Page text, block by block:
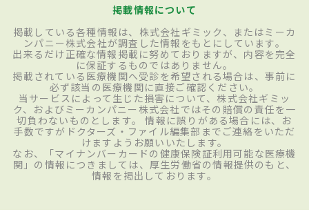
掲載情報について
掲載している各種情報は、株式会社ギミック、またはミーカ
ンパニー株式会社が調査した情報をもとにしています。
出来るだけ正確な情報掲載に努めておりますが、内容を完全
に保証するものではありません。
掲載されている医療機関へ受診を希望される場合は、事前に
必ず該当の医療機関に直接ご確認ください。
当サービスによって生じた損害について、株式会社ギミッ
ク、およびミーカンパニー株式会社ではその賠償の責任を一
切負わないものとします。 情報に誤りがある場合には、お
手数ですがドクターズ・ファイル編集部までご連絡をいただ
けますようお願いいたします。
なお、「マイナンバーカードの健康保険証利用可能な医療機
関」の情報につきましては、厚生労働省の情報提供のもと、
情報を掲出しております。